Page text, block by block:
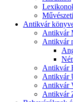
Antikvár
Antikvár
Antikvár
Antikvár
Antikvár
Antikvár
Antikvár